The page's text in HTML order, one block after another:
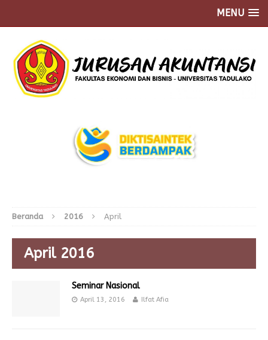
MENU
Beranda 2016 April
April 2016
Seminar Nasional
April 13, 2016 Ilfat Afia